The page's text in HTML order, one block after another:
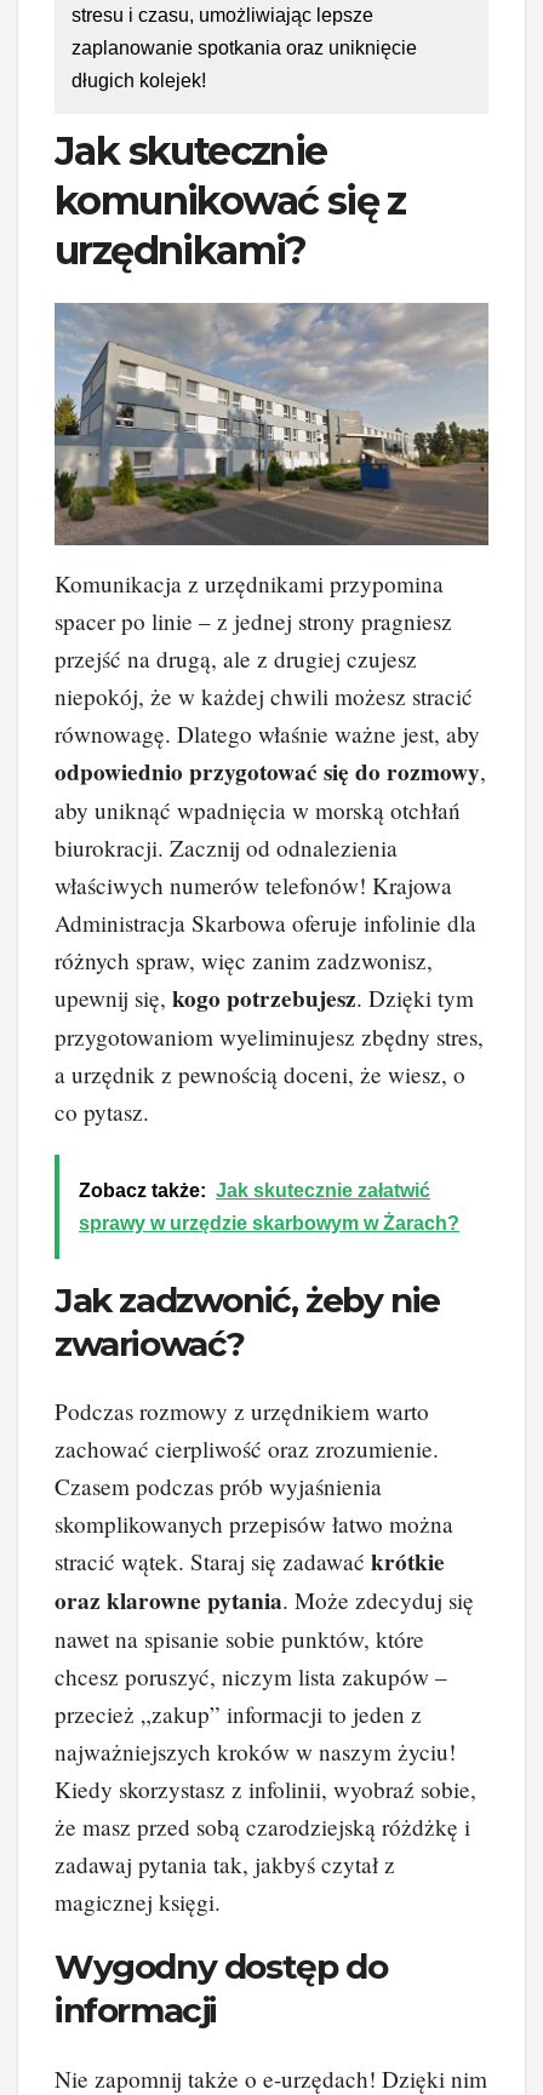
stresu i czasu, umożliwiając lepsze
zaplanowanie spotkania oraz uniknięcie
długich kolejek!
Jak skutecznie
komunikować się z
urzędnikami?
Komunikacja z urzędnikami przypomina
spacer po linie – z jednej strony pragniesz
przejść na drugą, ale z drugiej czujesz
niepokój, że w każdej chwili możesz stracić
równowagę. Dlatego właśnie ważne jest, aby
odpowiednio przygotować się do rozmowy,
aby uniknąć wpadnięcia w morską otchłań
biurokracji. Zacznij od odnalezienia
właściwych numerów telefonów! Krajowa
Administracja Skarbowa oferuje infolinie dla
różnych spraw, więc zanim zadzwonisz,
upewnij się, kogo potrzebujesz. Dzięki tym
przygotowaniom wyeliminujesz zbędny stres,
a urzędnik z pewnością doceni, że wiesz, o
co pytasz.
Zobacz także: Jak skutecznie załatwić
sprawy w urzędzie skarbowym w Żarach?
Jak zadzwonić, żeby nie
zwariować?
Podczas rozmowy z urzędnikiem warto
zachować cierpliwość oraz zrozumienie.
Czasem podczas prób wyjaśnienia
skomplikowanych przepisów łatwo można
stracić wątek. Staraj się zadawać krótkie
oraz klarowne pytania. Może zdecyduj się
nawet na spisanie sobie punktów, które
chcesz poruszyć, niczym lista zakupów –
przecież „zakup” informacji to jeden z
najważniejszych kroków w naszym życiu!
Kiedy skorzystasz z infolinii, wyobraź sobie,
że masz przed sobą czarodziejską różdżkę i
zadawaj pytania tak, jakbyś czytał z
magicznej księgi.
Wygodny dostęp do
informacji
Nie zapomnij także o e-urzędach! Dzięki nim